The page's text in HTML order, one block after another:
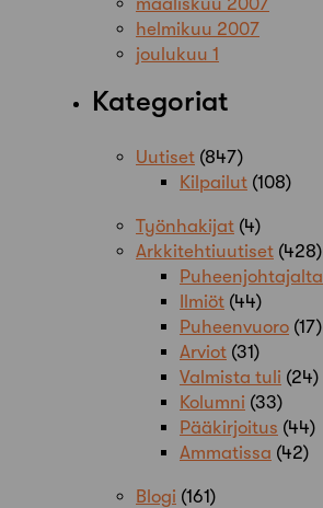
helmikuu 2007
joulukuu 1
Kategoriat
Uutiset (847)
Kilpailut (108)
Työnhakijat (4)
Arkkitehtiuutiset (428)
Puheenjohtajalta
Ilmiöt (44)
Puheenvuoro (17)
Arviot (31)
Valmista tuli (24)
Kolumni (33)
Pääkirjoitus (44)
Ammatissa (42)
Blogi (161)